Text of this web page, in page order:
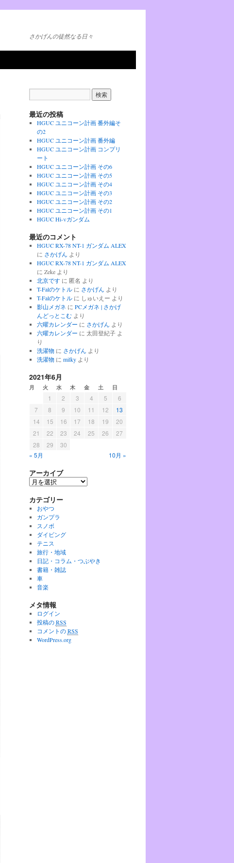
さかげんの徒然なる日々
最近の投稿
HGUC ユニコーン計画 番外編そ
の2
HGUC ユニコーン計画 番外編
HGUC ユニコーン計画 コンプリ
ート
HGUC ユニコーン計画 その6
HGUC ユニコーン計画 その5
HGUC ユニコーン計画 その4
HGUC ユニコーン計画 その3
HGUC ユニコーン計画 その2
HGUC ユニコーン計画 その1
HGUC Hi-νガンダム
最近のコメント
HGUC RX-78 NT-1 ガンダム ALEX
に さかげん より
HGUC RX-78 NT-1 ガンダム ALEX
に Zekeより
北京ですに 匿名 より
T-Falのケトルに さかげん より
T-Falのケトルに しゅいえー より
影山メガネ に PCメガネ | さかげ
んどっとこむより
六曜カレンダー に さかげん より
六曜カレンダー に 太田登紀子よ
り
洗濯物 に さかげん より
洗濯物 に milkyより
2021年6月
月 火 水 木 金 土 日
« 5月 10月 »
1 2 3 4 5
6
7
8 9 10 11 12
13
14
15 16 17 18 19
20
21
22 23 24 25 26
27
28
29 30
アーカイブ
ア
カ
イ
ブ
カテゴリー
おやつ
ガンプラ
スノボ
ダイビング
テニス
旅行・地域
日記・コラム・つぶやき
書籍・雑誌
車
音楽
メタ情報
ログイン
投稿のRSS
コメントのRSS
WordPress.org